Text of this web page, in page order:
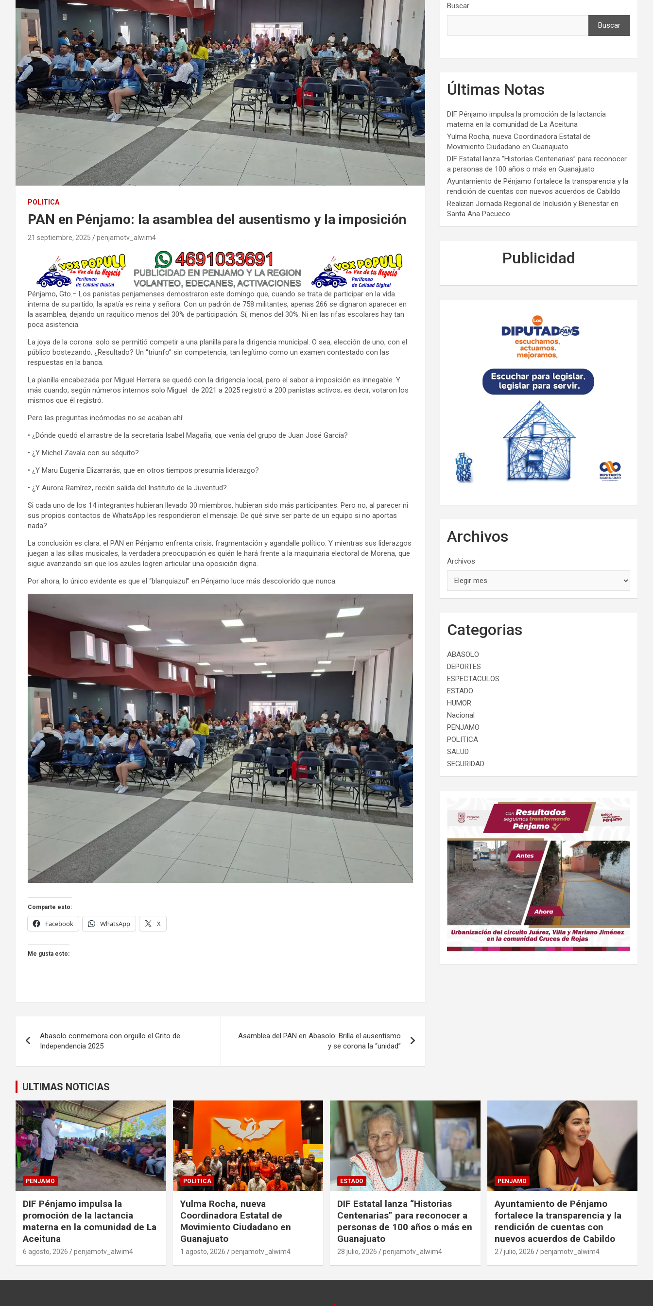
POLITICA
PAN en Pénjamo: la asamblea del ausentismo y la imposición
21 septiembre, 2025 penjamotv_alwim4
Pénjamo, Gto.– Los panistas penjamenses demostraron este domingo que, cuando se trata de participar en la vida
interna de su partido, la apatía es reina y señora. Con un padrón de 758 militantes, apenas 266 se dignaron aparecer en
la asamblea, dejando un raquítico menos del 30% de participación. Sí, menos del 30%. Ni en las rifas escolares hay tan
poca asistencia.
La joya de la corona: solo se permitió competir a una planilla para la dirigencia municipal. O sea, elección de uno, con el
público bostezando. ¿Resultado? Un “triunfo” sin competencia, tan legítimo como un examen contestado con las
respuestas en la banca.
La planilla encabezada por Miguel Herrera se quedó con la dirigencia local, pero el sabor a imposición es innegable. Y
más cuando, según números internos solo Miguel de 2021 a 2025 registró a 200 panistas activos; es decir, votaron los
mismos que él registró.
Pero las preguntas incómodas no se acaban ahí:
• ¿Dónde quedó el arrastre de la secretaria Isabel Magaña, que venía del grupo de Juan José García?
• ¿Y Michel Zavala con su séquito?
• ¿Y Maru Eugenia Elizarrarás, que en otros tiempos presumía liderazgo?
• ¿Y Aurora Ramírez, recién salida del Instituto de la Juventud?
Si cada uno de los 14 integrantes hubieran llevado 30 miembros, hubieran sido más participantes. Pero no, al parecer ni
sus propios contactos de WhatsApp les respondieron el mensaje. De qué sirve ser parte de un equipo si no aportas
nada?
La conclusión es clara: el PAN en Pénjamo enfrenta crisis, fragmentación y agandalle político. Y mientras sus liderazgos
juegan a las sillas musicales, la verdadera preocupación es quién le hará frente a la maquinaria electoral de Morena, que
sigue avanzando sin que los azules logren articular una oposición digna.
Por ahora, lo único evidente es que el “blanquiazul” en Pénjamo luce más descolorido que nunca.
Comparte esto:
Facebook WhatsApp X
Me gusta esto:
de
entradas
Abasolo conmemora con orgullo el Grito de
Independencia 2025
Asamblea del PAN en Abasolo: Brilla el ausentismo
y se corona la “unidad”
Buscar
Buscar
Últimas Notas
DIF Pénjamo impulsa la promoción de la lactancia
materna en la comunidad de La Aceituna
Yulma Rocha, nueva Coordinadora Estatal de
Movimiento Ciudadano en Guanajuato
DIF Estatal lanza “Historias Centenarias” para reconocer
a personas de 100 años o más en Guanajuato
Ayuntamiento de Pénjamo fortalece la transparencia y la
rendición de cuentas con nuevos acuerdos de Cabildo
Realizan Jornada Regional de Inclusión y Bienestar en
Santa Ana Pacueco
Publicidad
Archivos
Archivos
Categorias
ABASOLO
DEPORTES
ESPECTACULOS
ESTADO
HUMOR
Nacional
PENJAMO
POLITICA
SALUD
SEGURIDAD
ULTIMAS NOTICIAS
PENJAMO
DIF Pénjamo impulsa la
promoción de la lactancia
materna en la comunidad de La
Aceituna
6 agosto, 2026 penjamotv_alwim4
POLITICA
Yulma Rocha, nueva
Coordinadora Estatal de
Movimiento Ciudadano en
Guanajuato
1 agosto, 2026 penjamotv_alwim4
ESTADO
DIF Estatal lanza “Historias
Centenarias” para reconocer a
personas de 100 años o más en
Guanajuato
28 julio, 2026 penjamotv_alwim4
PENJAMO
Ayuntamiento de Pénjamo
fortalece la transparencia y la
rendición de cuentas con
nuevos acuerdos de Cabildo
27 julio, 2026 penjamotv_alwim4